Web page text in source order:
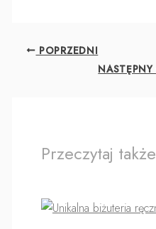
POPRZEDNI
NASTĘPNY
Przeczytaj także